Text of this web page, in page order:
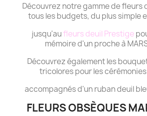
Découvrez notre gamme de fleurs
tous les budgets, du plus simple
jusqu'aufleurs deuil Prestige
mémoire d'un proche à
Découvrez également les
tricolores pour les
accompagnés d'un ruban deuil
FLEURS OBSÈQUES